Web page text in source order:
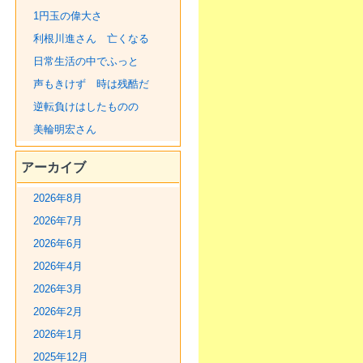
1円玉の偉大さ
利根川進さん 亡くなる
日常生活の中でふっと
声もきけず 時は残酷だ
逆転負けはしたものの
美輪明宏さん
アーカイブ
2026年8月
2026年7月
2026年6月
2026年4月
2026年3月
2026年2月
2026年1月
2025年12月